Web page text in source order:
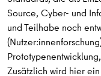
Source, Cyber- und
und Teilhabe noch
Zusätzlich wird hier